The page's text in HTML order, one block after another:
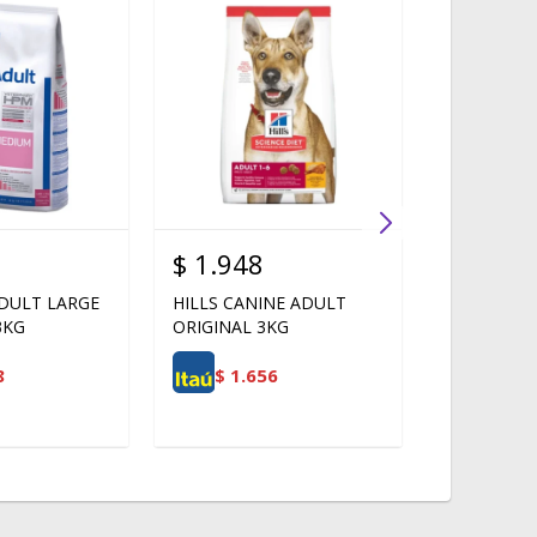
LARGE
$ 1.948
HILLS CANINE ADULT
ORIGINAL 3KG
$ 1.656